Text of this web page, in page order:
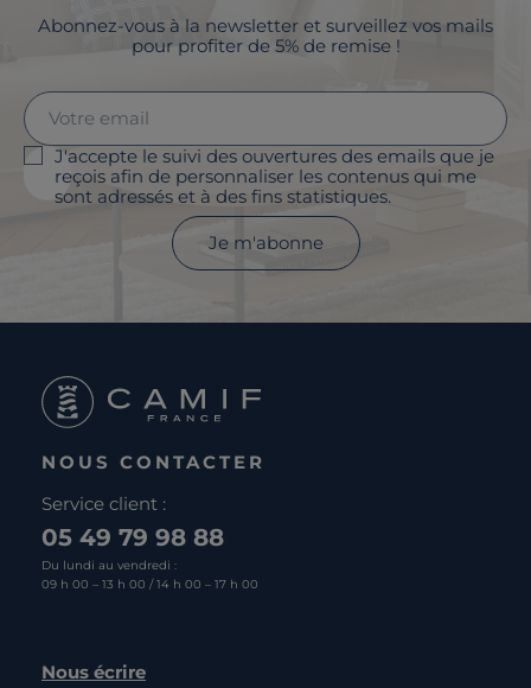
Abonnez-vous à la newsletter et surveillez vos mails
pour profiter de 5% de remise !
J'accepte le suivi des ouvertures des emails que je
reçois afin de personnaliser les contenus qui me
sont adressés et à des fins statistiques.
Je m'abonne
NOUS CONTACTER
Service client :
05 49 79 98 88
Du lundi au vendredi :
09 h 00 – 13 h 00 / 14 h 00 – 17 h 00
Nous écrire